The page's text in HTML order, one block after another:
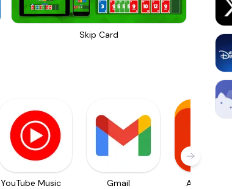
Skip Card
YouTube Music Gmail AliExpress